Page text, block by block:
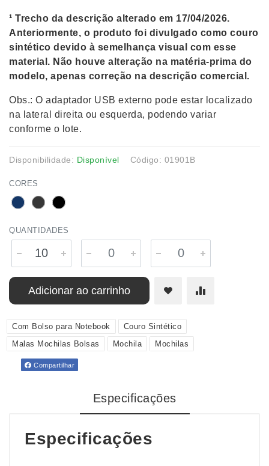
¹ Trecho da descrição alterado em 17/04/2026.
Anteriormente, o produto foi divulgado como couro
sintético devido à semelhança visual com esse
material. Não houve alteração na matéria-prima do
modelo, apenas correção na descrição comercial.
Obs.: O adaptador USB externo pode estar localizado
na lateral direita ou esquerda, podendo variar
conforme o lote.
Disponibilidade: Disponível Código: 01901B
CORES
QUANTIDADES
Adicionar ao carrinho
Com Bolso para Notebook
Couro Sintético
Malas Mochilas Bolsas
Mochila Mochilas
Compartilhar
Especificações
Especificações